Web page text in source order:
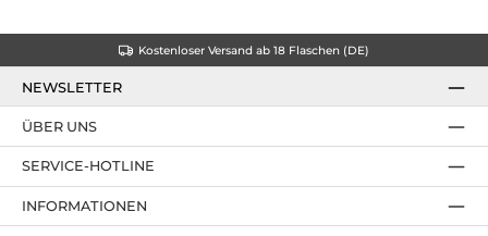
Kostenloser Versand ab 18 Flaschen (DE)
NEWSLETTER
SERVICE-HOTLINE
ÜBER UNS
INFORMATIONEN